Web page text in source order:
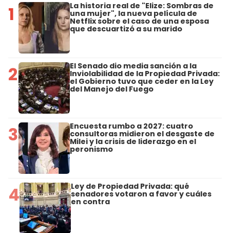
1 La historia real de "Elize: Sombras de
una mujer", la nueva película de
Netflix sobre el caso de una esposa
que descuartizó a su marido
2 El Senado dio media sanción a la
Inviolabilidad de la Propiedad Privada:
el Gobierno tuvo que ceder en la Ley
del Manejo del Fuego
3 Encuesta rumbo a 2027: cuatro
consultoras midieron el desgaste de
Milei y la crisis de liderazgo en el
peronismo
4 Ley de Propiedad Privada: qué
senadores votaron a favor y cuáles
en contra